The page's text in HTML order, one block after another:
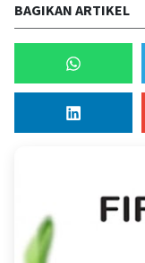
BAGIKAN ARTIKEL